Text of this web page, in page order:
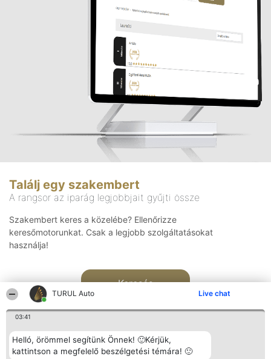
TURUL Auto Live chat
03:41
Helló, örömmel segítünk Önnek! 🙂Kérjük,
kattintson a megfelelő beszélgetési témára! 🙂
Találj egy szakembert
A rangsor az iparág legjobbjait gyűjti össze
Szakembert keres a közelébe? Ellenőrizze
keresőmotorunkat. Csak a legjobb szolgáltatásokat
használja!
Keresés